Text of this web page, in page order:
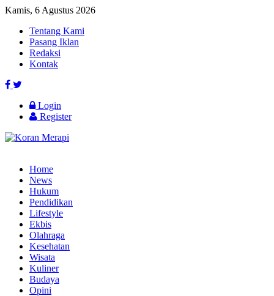
Kamis, 6 Agustus 2026
Tentang Kami
Pasang Iklan
Redaksi
Kontak
Login
Register
Home
News
Hukum
Pendidikan
Lifestyle
Ekbis
Olahraga
Kesehatan
Wisata
Kuliner
Budaya
Opini